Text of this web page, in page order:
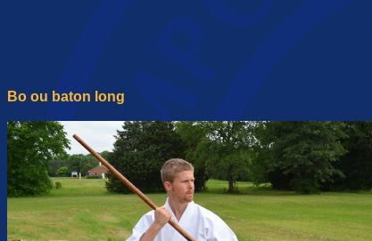
Bo ou baton long